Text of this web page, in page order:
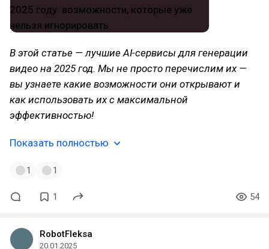
В этой статье — лучшие AI-сервисы для генерации
видео на 2025 год. Мы не просто перечислим их —
вы узнаете какие возможности они открывают и
как использовать их с максимальной
эффективностью!
Показать полностью
1 1
1 54
RobotFleksa
20.01.2025